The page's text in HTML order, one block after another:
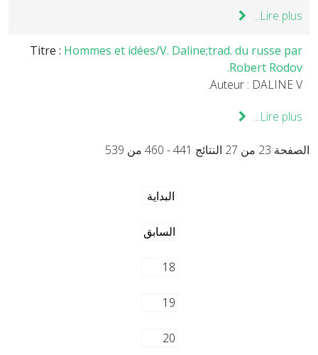
Lire plus...
Titre : Hommes et idées/V. Daline;trad. du russe par
Robert Rodov.
Auteur : DALINE V.
Lire plus...
الصفحة 23 من 27 النتائج 441 - 460 من 539
البداية
السابق
18
19
20